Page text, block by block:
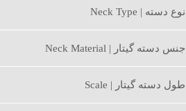
نوع دسته | Neck Type
جنس دسته گیتار | Neck Material
طول دسته گیتار | Scale